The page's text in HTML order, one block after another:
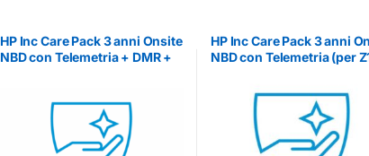
HP Inc Care Pack 3 anni Onsite
NBD con Telemetria + DMR +
HP Inc Care Pack 3 anni
NBD con Telemetria (per
GARANZIE